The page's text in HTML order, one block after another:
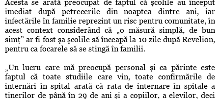
Acesta se arată preocupat de faptul că şcolile au început
imediat după petrecerile din noaptea dintre ani, iar
infectările în familie reprezint un risc pentru comunitate, în
acest context considerând că „o măsură simplă, de bun
simţ” ar fi fost şa şcolile să înceapă la 10 zile după Revelion,
pentru ca focarele să se stingă în familii.
„Un lucru care mă preocupă personal şi ca părinte este
faptul că toate studiile care vin, toate confirmările de
internări în spital arată că rata de internare în spitale a
tinerilor de până în 29 de ani şi a copiilor, a elevilor, deci